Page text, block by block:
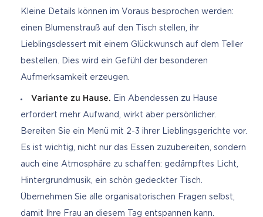
Kleine Details können im Voraus besprochen werden:
einen Blumenstrauß auf den Tisch stellen, ihr
Lieblingsdessert mit einem Glückwunsch auf dem Teller
bestellen. Dies wird ein Gefühl der besonderen
Aufmerksamkeit erzeugen.
Variante zu Hause. Ein Abendessen zu Hause
erfordert mehr Aufwand, wirkt aber persönlicher.
Bereiten Sie ein Menü mit 2-3 ihrer Lieblingsgerichte vor.
Es ist wichtig, nicht nur das Essen zuzubereiten, sondern
auch eine Atmosphäre zu schaffen: gedämpftes Licht,
Hintergrundmusik, ein schön gedeckter Tisch.
Übernehmen Sie alle organisatorischen Fragen selbst,
damit Ihre Frau an diesem Tag entspannen kann.